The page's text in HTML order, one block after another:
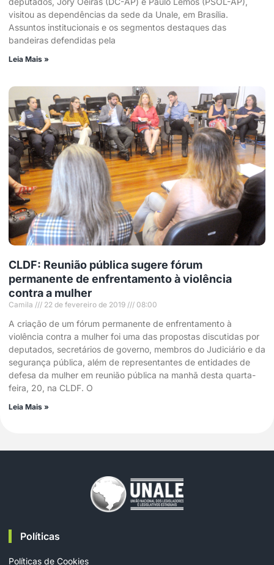
visitou as dependências da sede da Unale, em Brasília.
Assuntos institucionais e os segmentos destaques das
bandeiras defendidas pela
Leia Mais »
CLDF: Reunião pública sugere fórum
permanente de enfrentamento à violência
contra a mulher
Camila 22 de fevereiro de 2019 08:00
A criação de um fórum permanente de enfrentamento à
violência contra a mulher foi uma das propostas discutidas por
deputados, secretários de governo, membros do Judiciário e da
segurança pública, além de representantes de entidades de
defesa da mulher em reunião pública na manhã desta quarta-
feira, 20, na CLDF. O
Leia Mais »
Políticas
Políticas de Cookies